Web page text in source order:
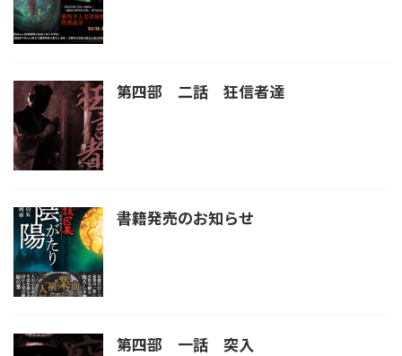
第四部 二話 狂信者達
書籍発売のお知らせ
第四部 一話 突入